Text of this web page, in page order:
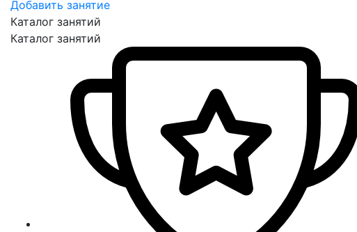
Добавить занятие
Каталог занятий
Каталог занятий